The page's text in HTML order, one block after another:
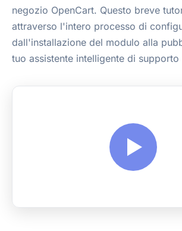
negozio OpenCart. Questo breve
attraverso l'intero processo di
dall'installazione del modulo alla
tuo assistente intelligente di supporto